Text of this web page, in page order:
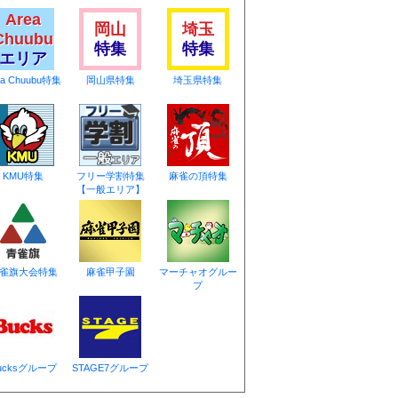
Area
エリア
Chuubu特集
岡山
特集
岡山県特集
埼玉
特集
埼玉県特集
KMU特集
フリー学割特集
【一般エリア】
麻雀の頂特集
旗大会特集 麻雀甲子園
マーチャオグルー
プ
グループ STAGE7グループ